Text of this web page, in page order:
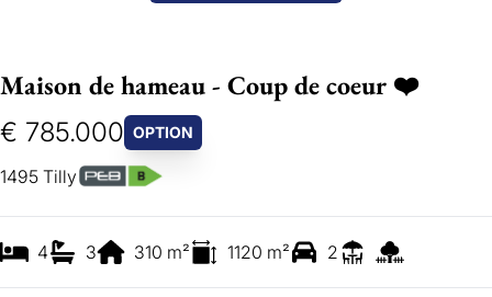
Maison de hameau - Coup de coeur ❤️
€ 785.000 OPTION
1495 Tilly
4 3 310 m² 1120 m² 2